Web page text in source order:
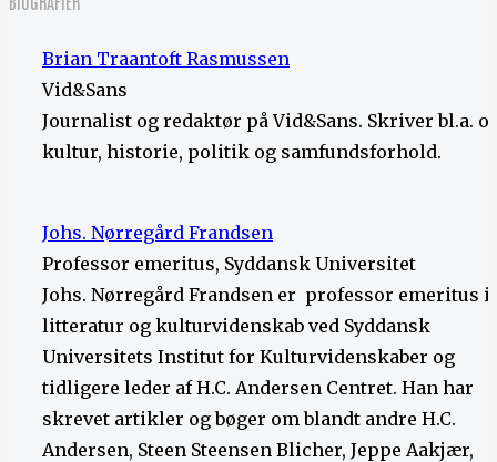
Brian Traantoft Rasmussen
Vid&Sans
Journalist og redaktør på Vid&Sans. Skriver bl.a.
kultur, historie, politik og samfundsforhold.
Johs. Nørregård Frandsen
Professor emeritus, Syddansk Universitet
Johs. Nørregård Frandsen er professor emeritus i
litteratur og kulturvidenskab ved Syddansk
Universitets Institut for Kulturvidenskaber og
tidligere leder af H.C. Andersen Centret. Han har
skrevet artikler og bøger om blandt andre H.C.
Andersen, Steen Steensen Blicher, Jeppe Aakjær,